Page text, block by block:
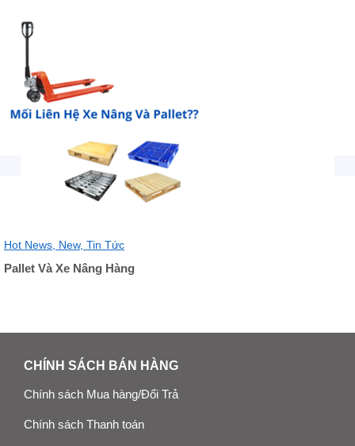
Hot News, New, Tin Tức
Pallet Và Xe Nâng Hàng
CHÍNH SÁCH BÁN HÀNG
Chính sách Mua hàng/Đổi Trả
Chính sách Thanh toán